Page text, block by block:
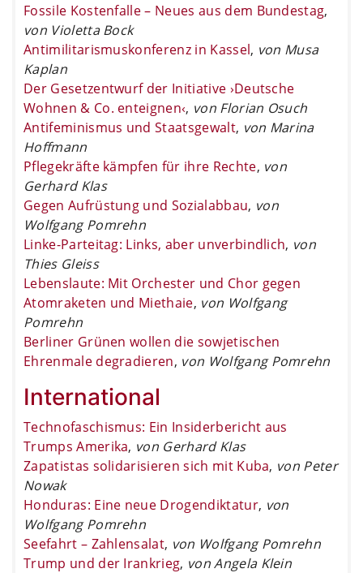
Fossile Kostenfalle – Neues aus dem Bundestag,
von Violetta Bock
Antimilitarismuskonferenz in Kassel, von Musa
Kaplan
Der Gesetzentwurf der Initiative ›Deutsche
Wohnen & Co. enteignen‹, von Florian Osuch
Antifeminismus und Staatsgewalt, von Marina
Hoffmann
Pflegekräfte kämpfen für ihre Rechte, von
Gerhard Klas
Gegen Aufrüstung und Sozialabbau, von
Wolfgang Pomrehn
Linke-Parteitag: Links, aber unverbindlich, von
Thies Gleiss
Lebenslaute: Mit Orchester und Chor gegen
Atomraketen und Miethaie, von Wolfgang
Pomrehn
Berliner Grünen wollen die sowjetischen
Ehrenmale degradieren, von Wolfgang Pomrehn
International
Technofaschismus: Ein Insiderbericht aus
Trumps Amerika, von Gerhard Klas
Zapatistas solidarisieren sich mit Kuba, von Peter
Nowak
Honduras: Eine neue Drogendiktatur, von
Wolfgang Pomrehn
Seefahrt – Zahlensalat, von Wolfgang Pomrehn
Trump und der Irankrieg, von Angela Klein